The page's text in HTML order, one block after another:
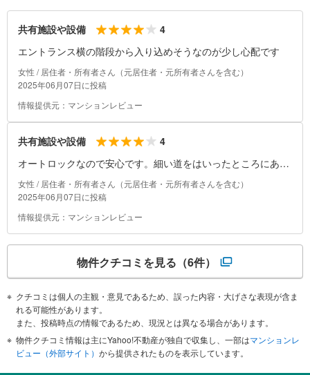
共有施設や設備
4
エントランス横の階段から入り込めそうなのが少し心配です
女性 / 居住者・所有者さん（元居住者・元所有者さんを含む）
2025年06月07日に投稿
情報提供元：マンションレビュー
共有施設や設備
4
オートロックなので安心です。細い道をはいったところにあり
ますが、ホテルが24時間明るいので安心
女性 / 居住者・所有者さん（元居住者・元所有者さんを含む）
2025年06月07日に投稿
情報提供元：マンションレビュー
物件クチコミを見る （6件）
クチコミは個人の主観・意見であるため、誤った内容・大げさな表現が含ま
れる可能性があります。
また、投稿時点の情報であるため、現況とは異なる場合があります。
物件クチコミ情報は主にYahoo!不動産が独自で収集し、一部はマンションレ
ビュー（外部サイト） から提供されたものを表示しています。